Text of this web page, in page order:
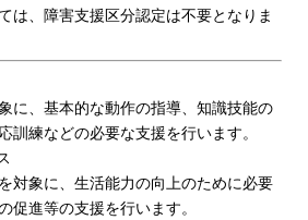
は、障害支援区分認定は不要となりま
に、基本的な動作の指導、知識技能の
訓練などの必要な支援を行います。
対象に、生活能力の向上のために必要
促進等の支援を行います。